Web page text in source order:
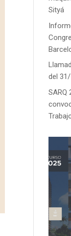
Sityá
del
SARQ